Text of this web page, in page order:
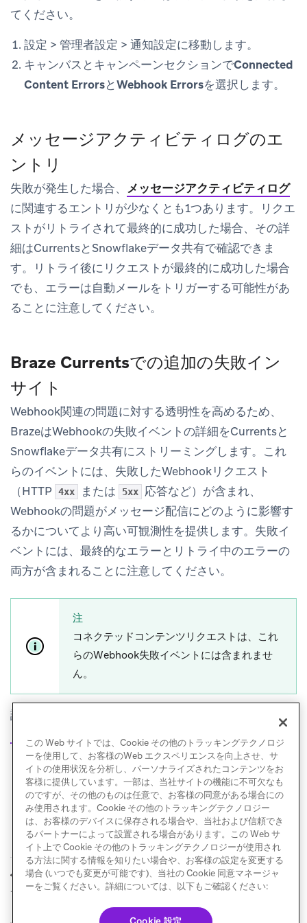
てください。
設定 > 管理者設定 > 通知設定に移動します。
キャンバスとキャンペーンセクションでConnected
Content ErrorsとWebhook Errorsを選択します。
メッセージアクティビティログのエ
ントリ
失敗が発生した場合、 メッセージアクティビティログ
に関連するエントリが少なくとも1つあります。リクエ
ストがリトライされて最終的に成功した場合、その詳
細はCurrentsとSnowflakeデータ共有で確認できま
す。リトライ後にリクエストが最終的に成功した場合
でも、エラーは自動メールをトリガーする可能性があ
ることに注意してください。
Braze Currentsでの追加の失敗イン
サイト
Webhook関連の問題に対する透明性を高めるため、
BrazeはWebhookの失敗イベントの詳細をCurrentsと
Snowflakeデータ共有にストリーミングします。これ
らのイベントには、失敗したWebhookリクエスト
（HTTP 4xx または 5xx
応答など）が含まれ、
Webhookの問題がメッセージ配信にどのように影響す
るかについてより高い可観測性を提供します。失敗イ
ベントには、最終的なエラーとリトライ中のエラーの
両方が含まれることに注意してください。
注
コネクテッドコンテンツリクエストは、これ
らのWebhook失敗イベントには含まれませ
ん。
詳細については、
メッセージエンゲージメントイベン
前へ ユーザープロファイ
ルデータの取得
次へ
コネクテッドコンテ
ンツのリトライ
この Web サイトでは、Cookie その他のトラッキングテクノロジ
ーを使用して、お客様のWeb エクスペリエンスを向上させ、サ
イトの使用状況を分析し、パーソナライズされたコンテンツをお
客様に提供しています。一部は、当社サイトの機能に不可欠なも
のですが、その他のものは任意で、お客様の同意がある場合にの
み使用されます。Cookie その他のトラッキングテクノロジー
は、お客様のデバイスに保存される場合や、当社および信頼でき
るパートナーによって設置される場合があります。この Web サ
イト上で Cookie その他のトラッキングテクノロジーが使用され
る方法に関する情報を知りたい場合や、お客様の設定を変更する
場合 (いつでも変更が可能です)、当社の Cookie 同意マネージャ
ーをご覧ください。詳細については、以下もご確認ください: